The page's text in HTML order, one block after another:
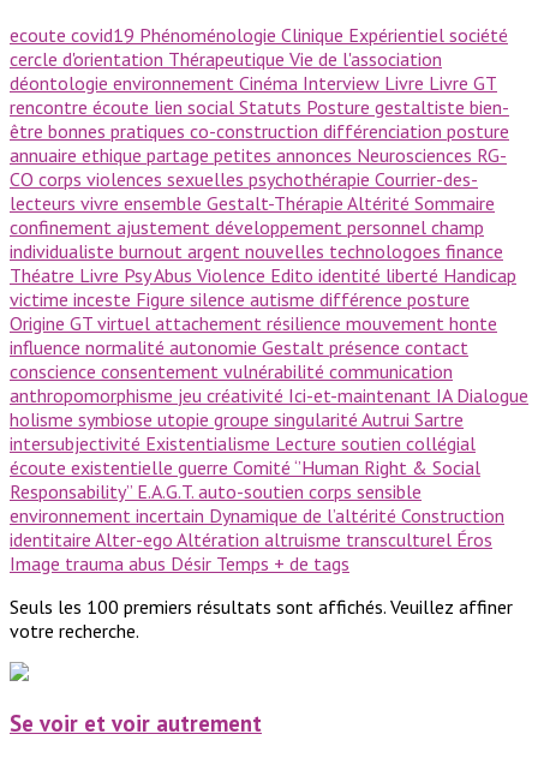
ecoute covid19 Phénoménologie Clinique Expérientiel société
cercle d'orientation Thérapeutique Vie de l'association
déontologie environnement Cinéma Interview Livre Livre GT
rencontre écoute lien social Statuts Posture gestaltiste bien-
être bonnes pratiques co-construction différenciation posture
annuaire ethique partage petites annonces Neurosciences RG-
CO corps violences sexuelles psychothérapie Courrier-des-
lecteurs vivre ensemble Gestalt-Thérapie Altérité Sommaire
confinement ajustement développement personnel champ
individualiste burnout argent nouvelles technologoes finance
Théatre Livre PsyAbus Violence Edito identité liberté Handicap
victime inceste Figure silence autisme différence posture
Origine GT virtuel attachement résilience mouvement honte
influence normalité autonomie Gestalt présence contact
conscience consentement vulnérabilité communication
anthropomorphisme jeu créativité Ici-et-maintenant IA Dialogue
holisme symbiose utopie groupe singularité Autrui Sartre
intersubjectivité Existentialisme Lecture soutien collégial
écoute existentielle guerre Comité ‘’Human Right & Social
Responsability’’ E.A.G.T. auto-soutien corps sensible
environnement incertain Dynamique de l’altérité Construction
identitaire Alter-ego Altération altruisme transculturel Éros
Image trauma abus Désir Temps + de tags
Seuls les 100 premiers résultats sont affichés. Veuillez affiner
votre recherche.
Se voir et voir autrement